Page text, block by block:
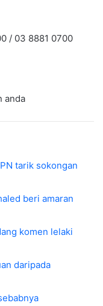
/ 03 8881 0700
anda
tarik sokongan
beri amaran
komen lelaki
daripada